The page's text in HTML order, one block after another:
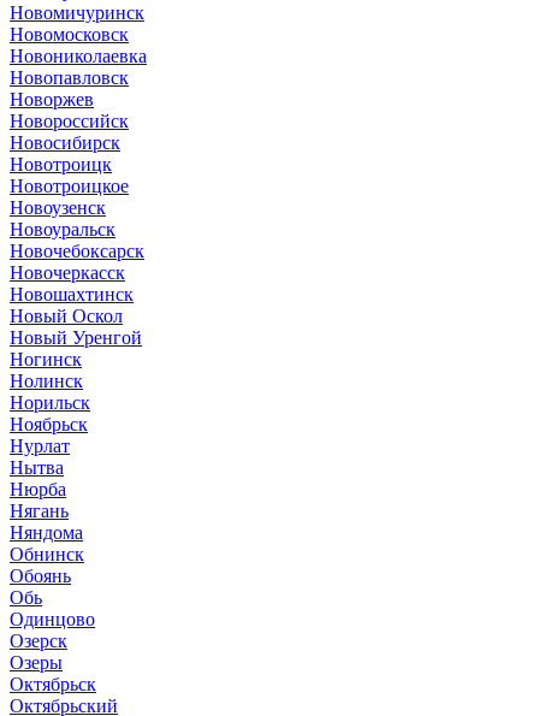
Новомичуринск
Новомосковск
Новониколаевка
Новопавловск
Новоржев
Новороссийск
Новосибирск
Новотроицк
Новотроицкое
Новоузенск
Новоуральск
Новочебоксарск
Новочеркасск
Новошахтинск
Новый Оскол
Новый Уренгой
Ногинск
Нолинск
Норильск
Ноябрьск
Нурлат
Нытва
Нюрба
Нягань
Няндома
Обнинск
Обоянь
Обь
Одинцово
Озерск
Озеры
Октябрьск
Октябрьский